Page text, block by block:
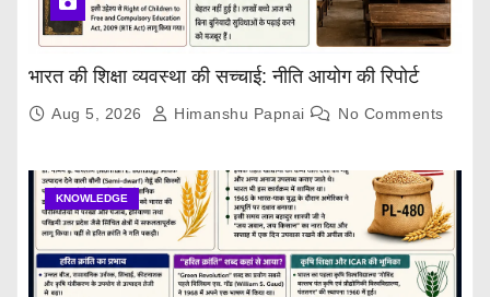
भारत की शिक्षा व्यवस्था की सच्चाई: नीति आयोग की रिपोर्ट
Aug 5, 2026 Himanshu Papnai No Comments
KNOWLEDGE